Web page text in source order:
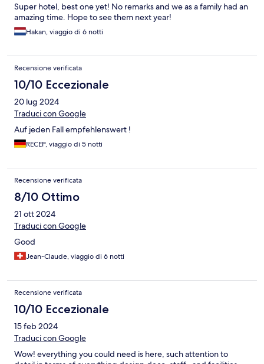
Super hotel, best one yet! No remarks and we as a family had an
amazing time. Hope to see them next year!
Hakan, viaggio di 6 notti
Recensione verificata
10/10 Eccezionale
20 lug 2024
Traduci con Google
Auf jeden Fall empfehlenswert !
RECEP, viaggio di 5 notti
Recensione verificata
8/10 Ottimo
21 ott 2024
Traduci con Google
Good
Jean-Claude, viaggio di 6 notti
Recensione verificata
10/10 Eccezionale
15 feb 2024
Traduci con Google
Wow! everything you could need is here, such attention to